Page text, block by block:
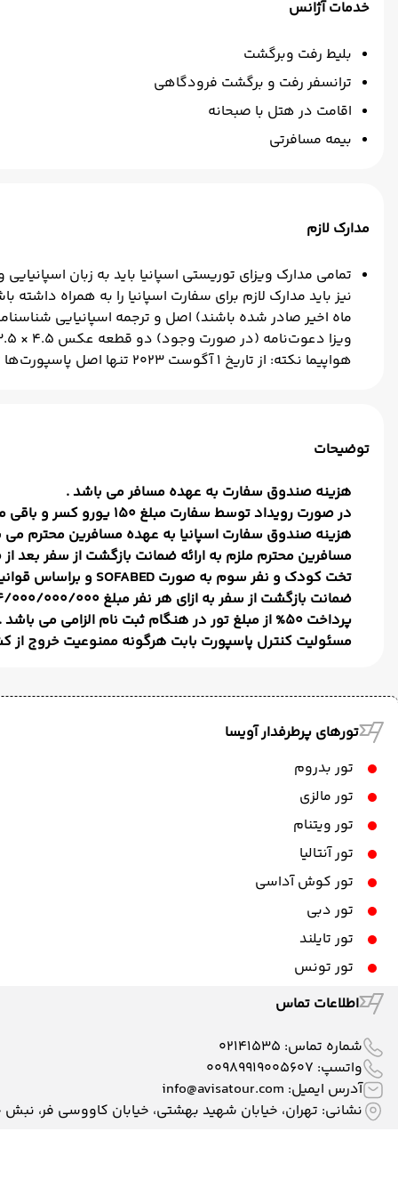
خدمات آژانس
بلیط رفت وبرگشت
ترانسفر رفت و برگشت فرودگاهی
اقامت در هتل با صبحانه
بیمه مسافرتی
مدارک لازم
هواپیما نکته: از تاریخ ۱ آگوست ۲۰۲۳ تنها اصل پاسپورت‌ها توسط سفارت اسپانیا پذیرفته خواهد شد و هیچگونه کپی نباید در پرونده قرار بگیرد
توضیحات
هزینه صندوق سفارت به عهده مسافر می باشد .
در صورت رویداد توسط سفارت مبلغ 150 یورو کسر و باقی مانده عودت داده خواهد شد .
هزینه صندوق سفارت اسپانیا به عهده مسافرین محترم می
مسافرین محترم ملزم به ارائه ضمانت بازگشت از سفر بعد
تخت کودک و نفر سوم به صورت SOFABED و براساس قوانین هتل در رابطه با نفر سوم می باشد .
ضمانت بازگشت از سفر به ازای هر نفر مبلغ 4/000/000/000 ریال معادل چهارصد میلیون تومان وابسته به مدارک مسافر به صلاحدید آژانس آویسا الهه باستان قابل تغیر است .
پرداخت 50% از مبلغ تور در هنگام ثبت نام الزامی می باشد .
مسئولیت کنترل پاسپورت بابت هرگونه ممنوعیت خروج
تورهای پرطرفدار آویسا
تور بدروم
تور مالزی
تور ویتنام
تور آنتالیا
تور کوش آداسی
تور دبی
تور تایلند
تور تونس
اطلاعات تماس
شماره تماس: 02141535
واتسپ: 00989919005607
آدرس ایمیل: info@avisatour.com
نشانی: تهران، خیابان شهید بهشتی، خیابان کاووسی فر، نبش خیابان